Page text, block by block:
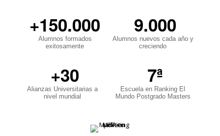
+150.000
Alumnos formados
exitosamente
9.000
Alumnos nuevos cada año y
creciendo
+30
Alianzas Universitarias a
nivel mundial
7ª
Escuela en Ranking El
Mundo Postgrado Masters